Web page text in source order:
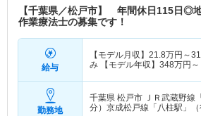
【千葉県／松戸市】 年間休日115日◎
作業療法士の募集です！
給与
【モデル月収】 21.8万円～
み 【モデル年収】 348万円～
勤務地
千葉県 松戸市
ＪＲ武蔵野線
分）京成松戸線「八柱駅」（